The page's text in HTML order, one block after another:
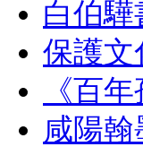
白伯
保護文
《百
咸陽